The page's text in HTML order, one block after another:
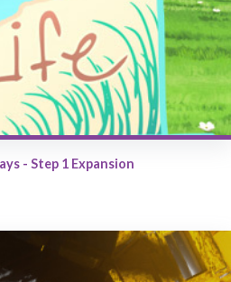
- Step 1 Expansion